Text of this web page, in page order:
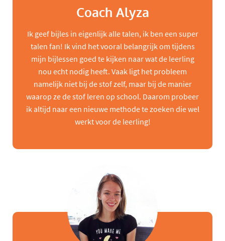
Coach Alyza
Ik geef bijles in eigenlijk alle talen, ik ben een super
talen fan! Ik vind het vooral belangrijk om tijdens
mijn bijlessen goed te kijken naar wat de leerling
nou echt nodig heeft. Vaak ligt het probleem
namelijk niet bij de stof zelf, maar bij de manier
waarop ze de stof leren op school. Daarom probeer
ik altijd naar een nieuwe methode te zoeken die wel
werkt voor de leerling!